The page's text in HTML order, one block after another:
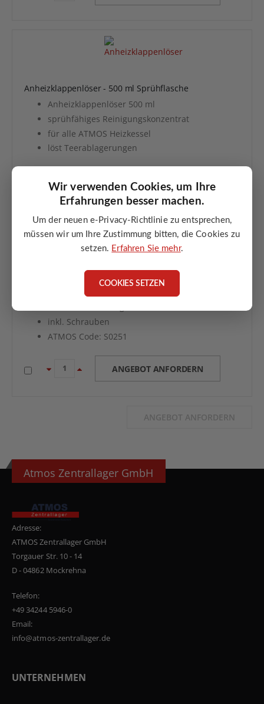
Wir verwenden Cookies, um Ihre
Erfahrungen besser machen.
Um der neuen e-Privacy-Richtlinie zu entsprechen,
müssen wir um Ihre Zustimmung bitten, die Cookies zu
setzen. Erfahren Sie mehr.
COOKIES SETZEN
Anheizklappenlöser - 500 ml Sprühflasche
Anheizklappenlöser 500 ml
sprühfähiges Reinigungskonzentrat
für alle ATMOS Heizkessel
löst Teerablagerungen
ANGEBOT ANFORDERN
Türsibrale 32 mm normale Tür unten komplett
Türsibrale für untere Kesseltür
inkl. Schrauben
ATMOS Code: S0251
ANGEBOT ANFORDERN
ANGEBOT ANFORDERN
Atmos Zentrallager GmbH
Adresse:
ATMOS Zentrallager GmbH
Torgauer Str. 10 - 14
D - 04862 Mockrehna
Telefon:
+49 34244 5946-0
Email:
info@atmos-zentrallager.de
UNTERNEHMEN